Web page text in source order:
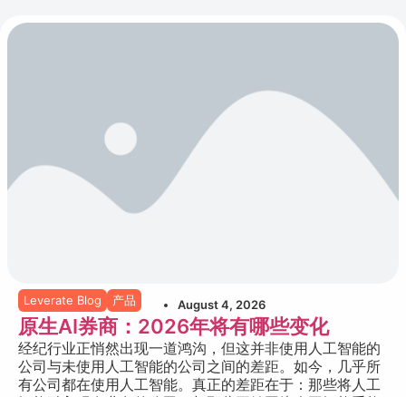
Leverate Blog 产品 August 4, 2026
原生AI券商：2026年将有哪些变化
经纪行业正悄然出现一道鸿沟，但这并非使用人工智能的
公司与未使用人工智能的公司之间的差距。如今，几乎所
有公司都在使用人工智能。真正的差距在于：那些将人工